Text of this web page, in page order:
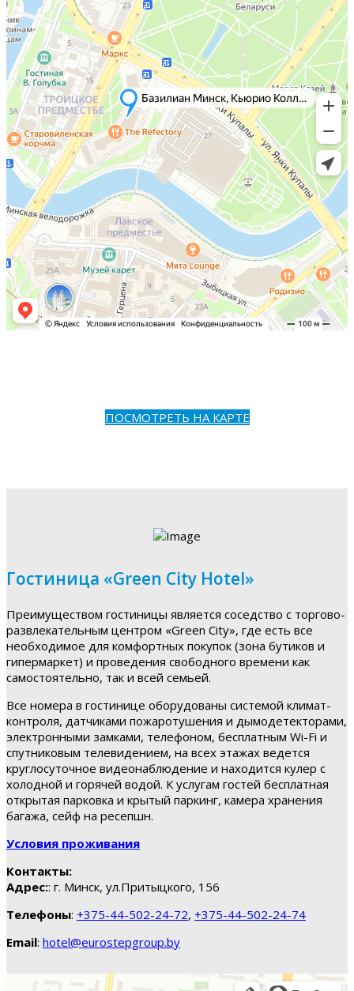
ПОСМОТРЕТЬ НА КАРТЕ
Гостиница «Green City Hotel»
Преимуществом гостиницы является соседство с торгово-
развлекательным центром «Green City», где есть все
необходимое для комфортных покупок (зона бутиков и
гипермаркет) и проведения свободного времени как
самостоятельно, так и всей семьей.
Все номера в гостинице оборудованы системой климат-
контроля, датчиками пожаротушения и дымодетекторами,
электронными замками, телефоном, бесплатным Wi-Fi и
спутниковым телевидением, на всех этажах ведется
круглосуточное видеонаблюдение и находится кулер с
холодной и горячей водой. К услугам гостей бесплатная
открытая парковка и крытый паркинг, камера хранения
багажа, сейф на ресепшн.
Условия проживания
Контакты:
Адрес:: г. Минск, ул.Притыцкого, 156
Телефоны: +375-44-502-24-72, +375-44-502-24-74
Email: hotel@eurostepgroup.by